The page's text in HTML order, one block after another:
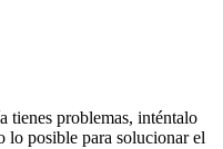
tienes problemas, inténtalo
lo posible para solucionar el